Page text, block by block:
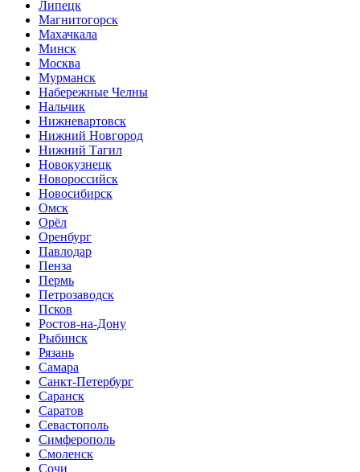
Липецк
Магнитогорск
Махачкала
Минск
Москва
Мурманск
Набережные Челны
Нальчик
Нижневартовск
Нижний Новгород
Нижний Тагил
Новокузнецк
Новороссийск
Новосибирск
Омск
Орёл
Оренбург
Павлодар
Пенза
Пермь
Петрозаводск
Псков
Ростов-на-Дону
Рыбинск
Рязань
Самара
Санкт-Петербург
Саранск
Саратов
Севастополь
Симферополь
Смоленск
Сочи